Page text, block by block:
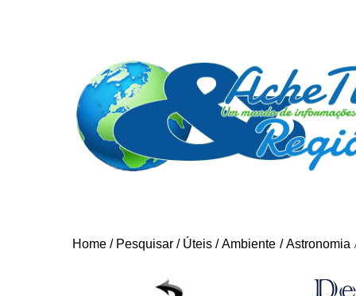
Home / Pesquisar / Úteis /Ambiente /Astronomia